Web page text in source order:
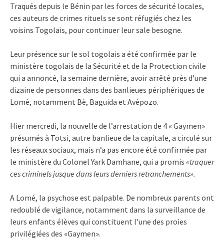
Traqués depuis le Bénin par les forces de sécurité locales,
ces auteurs de crimes rituels se sont réfugiés chez les
voisins Togolais, pour continuer leur sale besogne.
Leur présence sur le sol togolais a été confirmée par le
ministère togolais de la Sécurité et de la Protection civile
qui a annoncé, la semaine dernière, avoir arrêté près d’une
dizaine de personnes dans des banlieues périphériques de
Lomé, notamment Bè, Baguida et Avépozo.
Hier mercredi, la nouvelle de l’arrestation de 4 « Gaymen»
présumés à Totsi, autre banlieue de la capitale, a circulé sur
les réseaux sociaux, mais n’a pas encore été confirmée par
le ministère du Colonel Yark Damhane, qui a promis «traquer
ces criminels jusque dans leurs derniers retranchements».
A Lomé, la psychose est palpable. De nombreux parents ont
redoublé de vigilance, notamment dans la surveillance de
leurs enfants élèves qui constituent l’une des proies
privilégiées des «Gaymen».